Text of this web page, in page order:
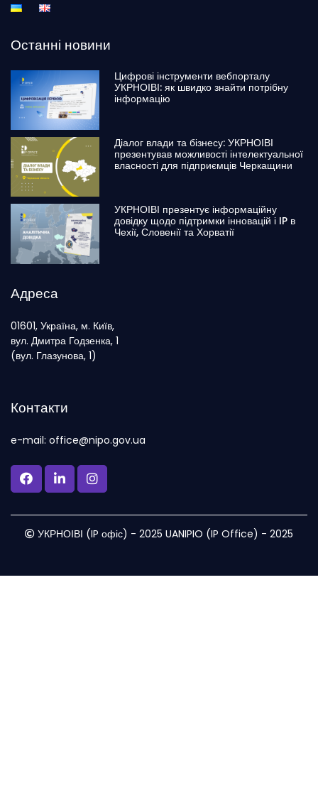
Останні новини
Цифрові інструменти вебпорталу
УКРНОІВІ: як швидко знайти потрібну
інформацію
Діалог влади та бізнесу: УКРНОІВІ
презентував можливості інтелектуальної
власності для підприємців Черкащини
УКРНОІВІ презентує інформаційну
довідку щодо підтримки інновацій і IP в
Чехії, Словенії та Хорватії
Адреса
01601, Україна, м. Київ,
вул. Дмитра Годзенка, 1
(вул. Глазунова, 1)
Контакти
e-mail: office@nipo.gov.ua
УКРНОІВІ (IP офіс) - 2025 UANIPIO (IP Office) - 2025